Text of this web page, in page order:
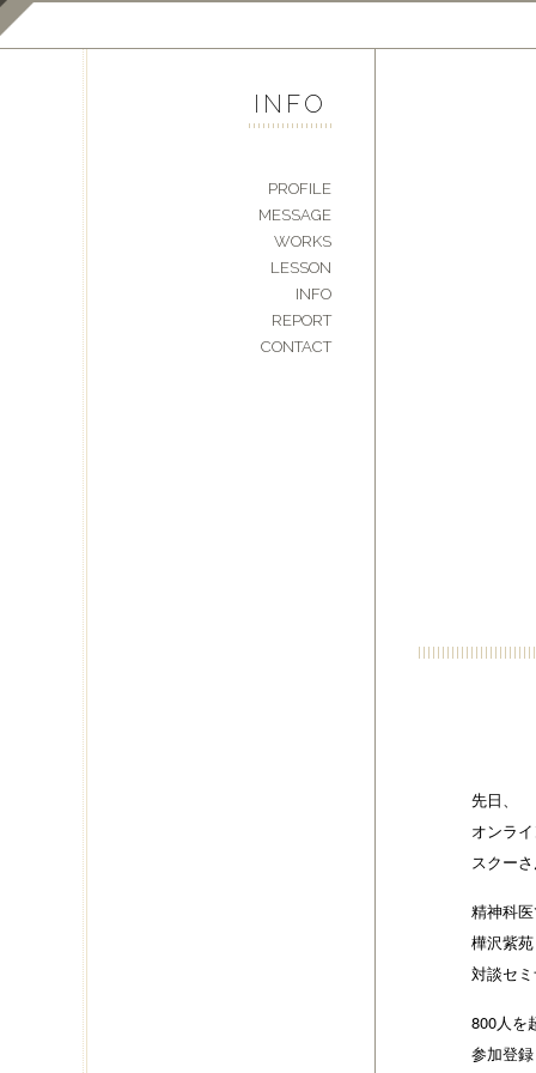
INFO
PROFILE
MESSAGE
WORKS
LESSON
INFO
REPORT
CONTACT
先日、
オンラ
スクー
精神科
樺沢紫
対談セ
800人を
参加登